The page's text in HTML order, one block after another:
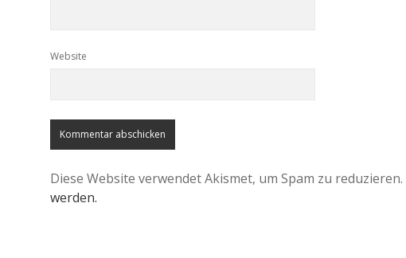
Website
Diese Website verwendet Akismet, um Spam zu reduzieren.
werden.